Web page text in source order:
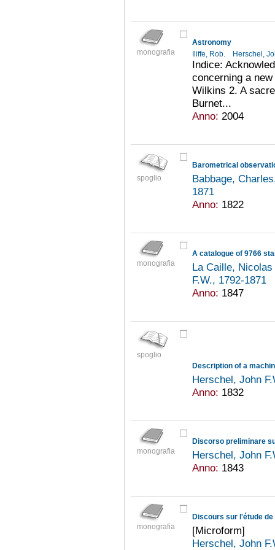
monografia
Astronomy
Iliffe, Rob.
Herschel,
Indice:
concerning a
Wilkins 2. A
Burnet...
Anno: 2004
spoglio
Barometrical
Babbage,
1871
Anno: 1822
monografia
La Caille,
F.W., 1792-1871
Anno: 1847
spoglio
Herschel, John
Anno: 1832
monografia
Discorso preliminare
Herschel, John
Anno: 1843
monografia
Discours sur l'étude
[Microform]
Herschel, John